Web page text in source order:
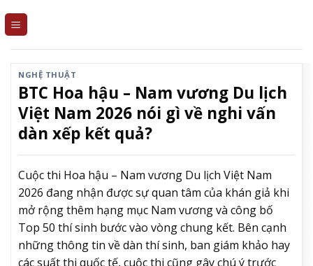
NGHỆ THUẬT
BTC Hoa hậu – Nam vương Du lịch
Việt Nam 2026 nói gì về nghi vấn
dàn xếp kết quả?
Cuộc thi Hoa hậu – Nam vương Du lịch Việt Nam
2026 đang nhận được sự quan tâm của khán giả khi
mở rộng thêm hạng mục Nam vương và công bố
Top 50 thí sinh bước vào vòng chung kết. Bên cạnh
những thông tin về dàn thí sinh, ban giám khảo hay
các suất thi quốc tế, cuộc thi cũng gây chú ý trước